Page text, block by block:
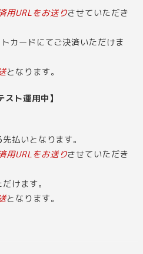
用URLをお送りさせていただき
カードにてご決済いただけま
となります。
ト運用中】
払いとなります。
用URLをお送りさせていただき
けます。
となります。